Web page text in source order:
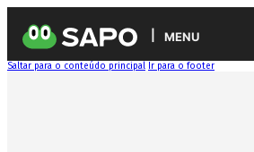
MENU
Saltar para o conteúdo principal Ir para o footer